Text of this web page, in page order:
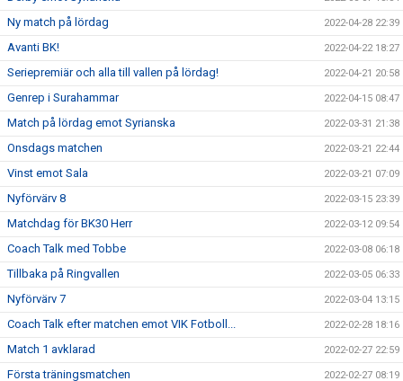
Ny match på lördag 2022-04-28 22:39
Avanti BK! 2022-04-22 18:27
Seriepremiär och alla till vallen på lördag! 2022-04-21 20:58
Genrep i Surahammar 2022-04-15 08:47
Match på lördag emot Syrianska 2022-03-31 21:38
Onsdags matchen 2022-03-21 22:44
Vinst emot Sala 2022-03-21 07:09
Nyförvärv 8 2022-03-15 23:39
Matchdag för BK30 Herr 2022-03-12 09:54
Coach Talk med Tobbe 2022-03-08 06:18
Tillbaka på Ringvallen 2022-03-05 06:33
Nyförvärv 7 2022-03-04 13:15
Coach Talk efter matchen emot VIK Fotboll... 2022-02-28 18:16
Match 1 avklarad 2022-02-27 22:59
Första träningsmatchen 2022-02-27 08:19